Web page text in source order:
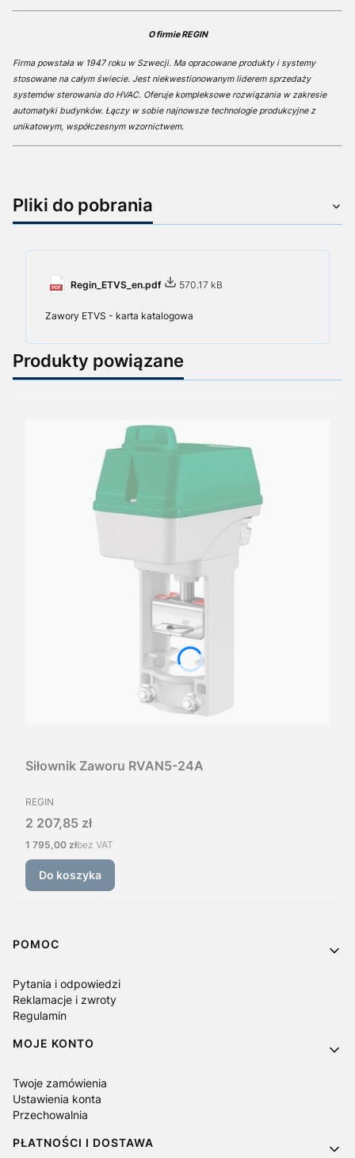
O firmie REGIN
Firma powstała w 1947 roku w Szwecji. Ma opracowane produkty i systemy
stosowane na całym świecie. Jest niekwestionowanym liderem sprzedaży
systemów sterowania do HVAC. Oferuje kompleksowe rozwiązania w zakresie
automatyki budynków. Łączy w sobie najnowsze technologie produkcyjne z
unikatowym, współczesnym wzornictwem.
Pliki do pobrania
Regin_ETVS_en.pdf 570.17 kB
Zawory ETVS - karta katalogowa
Produkty powiązane
Siłownik Zaworu RVAN5-24A
PRODUCENT
REGIN
Cena
2 207,85 zł
Cena
1 795,00 złbez VAT
Do koszyka
Linki w stopce
POMOC
Pytania i odpowiedzi
Reklamacje i zwroty
Regulamin
MOJE KONTO
Twoje zamówienia
Ustawienia konta
Przechowalnia
PŁATNOŚCI I DOSTAWA